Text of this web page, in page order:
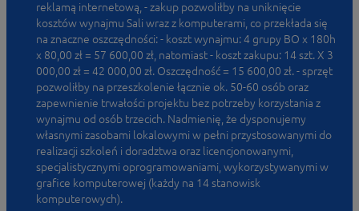
reklamą internetową, - zakup pozwoliłby na uniknięcie
kosztów wynajmu Sali wraz z komputerami, co przekłada się
na znaczne oszczędności: - koszt wynajmu: 4 grupy BO x 180h
x 80,00 zł = 57 600,00 zł, natomiast - koszt zakupu: 14 szt. X 3
000,00 zł = 42 000,00 zł. Oszczędność = 15 600,00 zł. - sprzęt
pozwoliłby na przeszkolenie łącznie ok. 50-60 osób oraz
zapewnienie trwałości projektu bez potrzeby korzystania z
wynajmu od osób trzecich. Nadmienię, że dysponujemy
własnymi zasobami lokalowymi w pełni przystosowanymi do
realizacji szkoleń i doradztwa oraz licencjonowanymi,
specjalistycznymi oprogramowaniami, wykorzystywanymi w
grafice komputerowej (każdy na 14 stanowisk
komputerowych).